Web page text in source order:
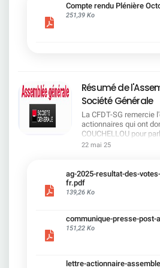
cadre du dialogue social.Bonne lecture !
Compte rendu Plénière
251,39 Ko
Résumé de
Société Générale
La CFDT-SG remercie
actionnaires qui ont
COUCHELLOU pour
voix.L'assemblée
souligné la forte
facteurs financiers et
encourageant.Le
solide. Etre une
une banque efficace.
22 mai 25
ag-2025-resultat-des-
fr.pdf
139,26 Ko
communique-presse-post-
151,22 Ko
lettre-actionnaire-